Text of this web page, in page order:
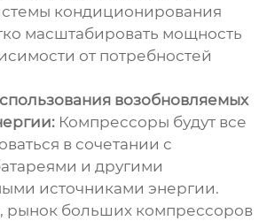
кондиционирования
масштабировать мощность
от потребностей
возобновляемых
Компрессоры будут все
в сочетании с
и другими
источниками энергии.
рынок больших компрессоров